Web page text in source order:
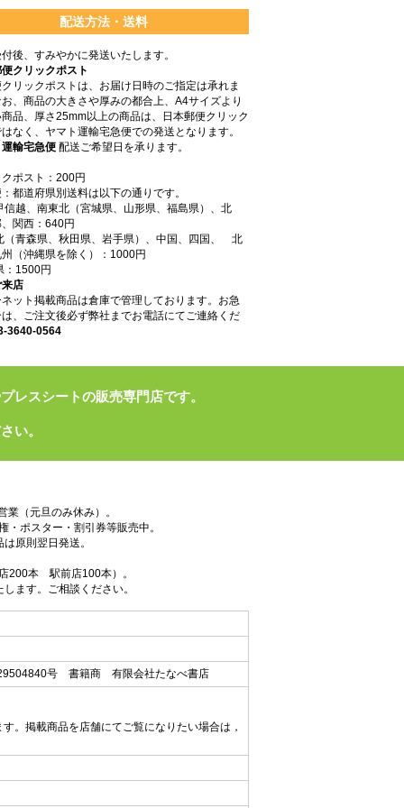
配送方法・送料
後、すみやかに発送いたします。
クリックポスト
リックポストは、お届け日時のご指定は承れま
、商品の大きさや厚みの都合上、A4サイズより
品、厚さ25mm以上の商品は、日本郵便クリック
なく、ヤマト運輸宅急便での発送となります。
輸宅急便 配送ご希望日を承ります。
ポスト：200円
都道府県別送料は以下の通りです。
信越、南東北（宮城県、山形県、福島県）、北
関西：640円
（青森県、秋田県、岩手県）、中国、四国、 北
（沖縄県を除く）：1000円
：1500円
店
ット掲載商品は倉庫で管理しております。お急
、ご注文後必ず弊社までお電話にてご連絡くだ
3640-0564
レスシートの販売専門店です。
い。
（元旦のみ休み）。
ポスター・割引券等販売中。
原則翌日発送。
200本 駅前店100本）。
ます。ご相談ください。
号 書籍商 有限会社たなべ書店
。掲載商品を店舗にてご覧になりたい場合は，